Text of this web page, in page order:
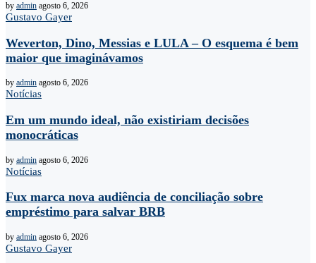
by admin agosto 6, 2026
Gustavo Gayer
Weverton, Dino, Messias e LULA – O esquema é bem
maior que imaginávamos
by admin agosto 6, 2026
Notícias
Em um mundo ideal, não existiriam decisões
monocráticas
by admin agosto 6, 2026
Notícias
Fux marca nova audiência de conciliação sobre
empréstimo para salvar BRB
by admin agosto 6, 2026
Gustavo Gayer